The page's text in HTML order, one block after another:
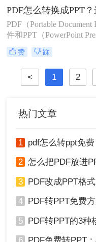
式，以便在演示文稿中使
一步编辑。那么如何将
呢？本文将详细介绍几种
为PPT的方法，帮助您高
一任务。
PDF（Portable Document
件和PPT（PowerPoint
文件在日常办公和学习中
的应用。有时，我们需要
转换为PPT格式，以便
改或展示。那么PDF怎么
呢？本文将介绍三种将
赞 踩
< 1 2
热门文章
1 pdf怎么转ppt免费？
2 怎么把PDF放进PPT
3 PDF改成PPT格式
4 PDF转PPT免费方案：
5 PDF转PPT的3种核心路